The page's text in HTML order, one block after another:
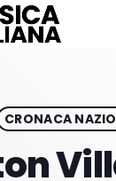
CRONACA